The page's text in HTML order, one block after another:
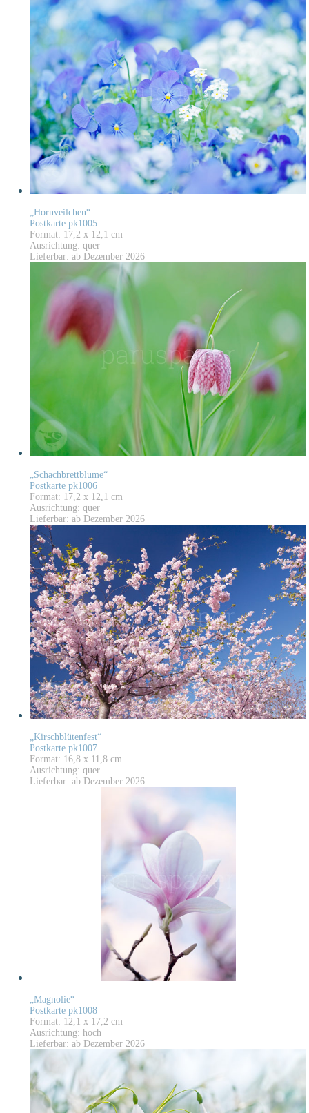
„Hornveilchen“
Postkarte pk1005
Format: 17,2 x 12,1 cm
Ausrichtung: quer
Lieferbar: ab Dezember 2026
„Schachbrettblume“
Postkarte pk1006
Format: 17,2 x 12,1 cm
Ausrichtung: quer
Lieferbar: ab Dezember 2026
„Kirschblütenfest“
Postkarte pk1007
Format: 16,8 x 11,8 cm
Ausrichtung: quer
Lieferbar: ab Dezember 2026
„Magnolie“
Postkarte pk1008
Format: 12,1 x 17,2 cm
Ausrichtung: hoch
Lieferbar: ab Dezember 2026